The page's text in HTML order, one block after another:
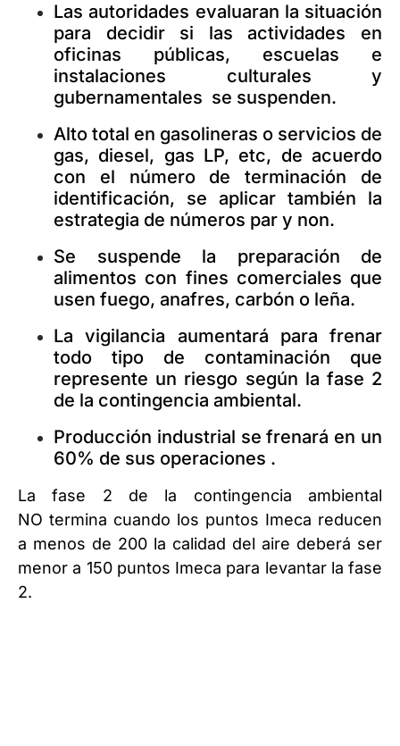
Las autoridades evaluaran la situación
para decidir si las actividades en
oficinas públicas, escuelas e
instalaciones culturales y
gubernamentales se suspenden.
Alto total en gasolineras o servicios de
gas, diesel, gas LP, etc, de acuerdo
con el número de terminación de
identificación, se aplicar también la
estrategia de números par y non.
Se suspende la preparación de
alimentos con fines comerciales que
usen fuego, anafres, carbón o leña.
La vigilancia aumentará para frenar
todo tipo de contaminación que
represente un riesgo según la fase 2
de la contingencia ambiental.
Producción industrial se frenará en un
60% de sus operaciones .
La fase 2 de la contingencia ambiental
NO termina cuando los puntos Imeca reducen
a menos de 200 la calidad del aire deberá ser
menor a 150 puntos Imeca para levantar la fase
2.